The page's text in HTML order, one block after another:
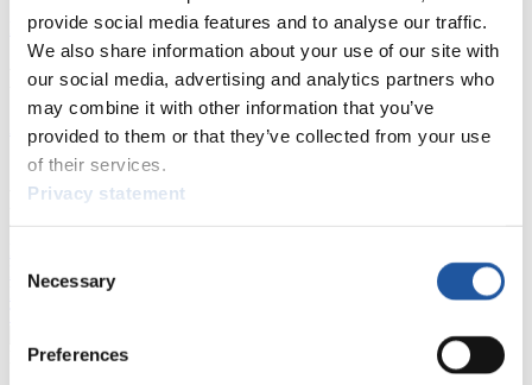
provide social media features and to analyse our traffic.
We also share information about your use of our site with
our social media, advertising and analytics partners who
may combine it with other information that you’ve
provided to them or that they’ve collected from your use
of their services.
Privacy statement
Selection
Necessary
Preferences
Kunstbahn RodelnAlpin RodelnRennkalender als PDF
Ergebnisse
AktuellGesamtstände Statistiken
FIL LIVE TV
Rodeln
Ergebnis-Live-Ticker Kunstbahn
Naturbahn